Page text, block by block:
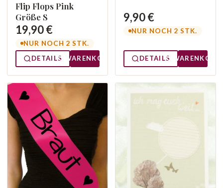
Flip Flops Pink
Größe S
19,90 €
NUR NOCH 2 STK.
DETAILS
WARENKORB
9,90 €
NUR NOCH 2 STK.
DETAILS WARENKORB